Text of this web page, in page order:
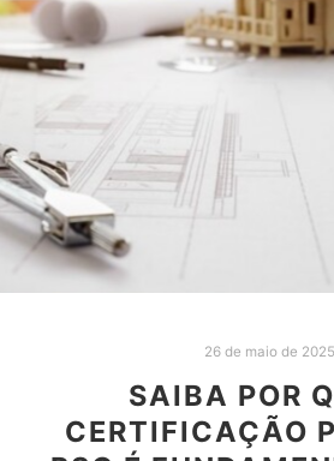
26 de maio de 2025
SAIBA POR
CERTIFICAÇÃO